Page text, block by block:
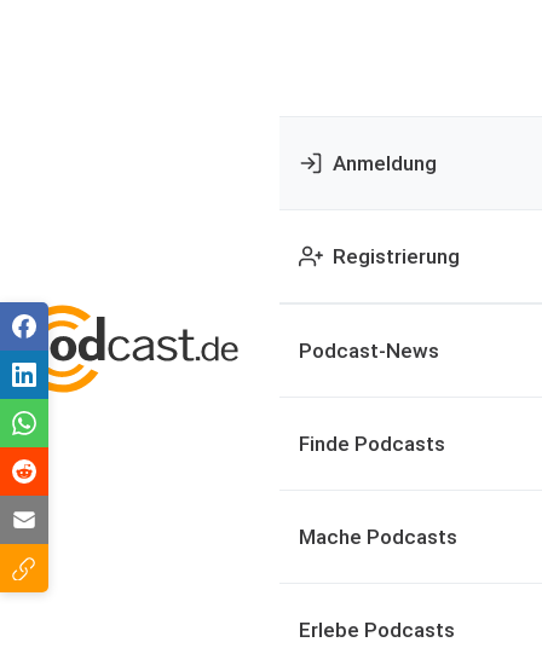
Anmeldung
Registrierung
Podcast-News
Finde Podcasts
Mache Podcasts
Erlebe Podcasts